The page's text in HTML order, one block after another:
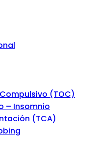
(TOC)
– Insomnio
(TCA)